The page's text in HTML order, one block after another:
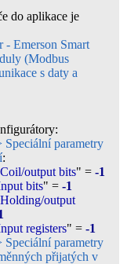
do aplikace je
Emerson Smart
(Modbus
s daty a
Speciální parametry
:
output bits" = -1
bits" = -1
output
registers" = -1
Speciální parametry
přijatých v